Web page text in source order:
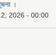
।
2026 - 00:00